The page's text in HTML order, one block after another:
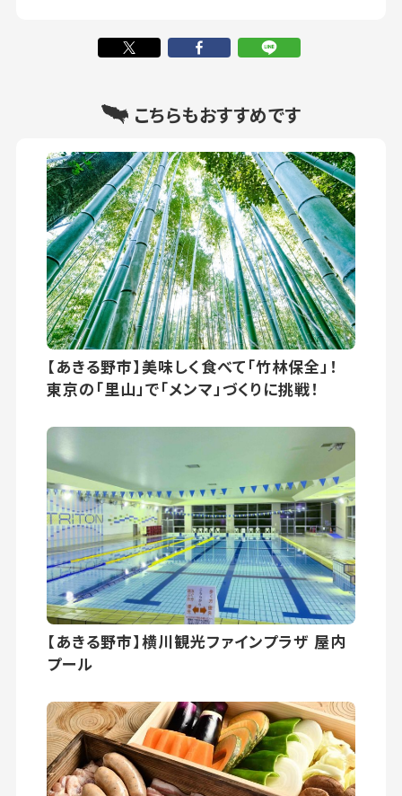
こちらもおすすめです
【あきる野市】美味しく食べて「竹林保全」！
東京の「里山」で「メンマ」づくりに挑戦！
【あきる野市】横川観光ファインプラザ 屋内
プール